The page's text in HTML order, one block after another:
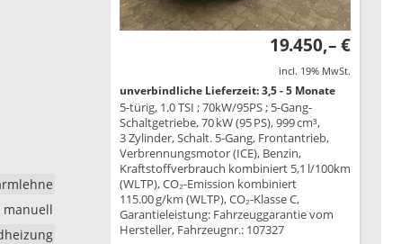
manuell
19.450,– €
incl. 19% MwSt.
unverbindliche Lieferzeit: 3,5 - 5 Monate
5-türig, 1.0 TSI ; 70kW/95PS ; 5-Gang-
Schaltgetriebe, 70 kW (95 PS), 999 cm³,
3 Zylinder, Schalt. 5-Gang, Frontantrieb,
Verbrennungsmotor (ICE), Benzin,
Kraftstoffverbrauch kombiniert 5,1 l/100km
(WLTP), CO₂-Emission kombiniert
115.00 g/km (WLTP), CO₂-Klasse C,
Garantieleistung: Fahrzeuggarantie vom
Hersteller, Fahrzeugnr.: 107327